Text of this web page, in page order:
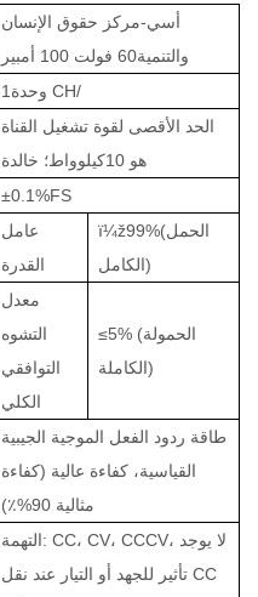
أسي-مركز حقوق الإنسان
والتنمية
60 فولت 100 أمبير
1 وحدة CH/
الحد الأقصى لقوة تشغيل القناة
هو 10كيلوواط؛ خالدة
±0.1%FS
عامل
القدرة
ï¼ž99%(الحمل
الكامل)
معدل
التشوه
التوافقي
الكلي
≤5% (الحمولة
الكاملة)
طاقة ردود الفعل الموجية الجيبية
القياسية، كفاءة عالية (كفاءة
مثالية 90% ٪)
التهمة: CC، CV، CCCV، لا يوجد
تأثير للجهد أو التيار عند نقل CC